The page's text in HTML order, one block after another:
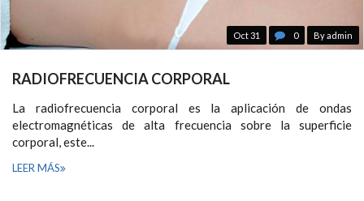
Oct 31 0 By admin
RADIOFRECUENCIA CORPORAL
La radiofrecuencia corporal es la aplicación de ondas
electromagnéticas de alta frecuencia sobre la superficie
corporal, este...
LEER MÁS